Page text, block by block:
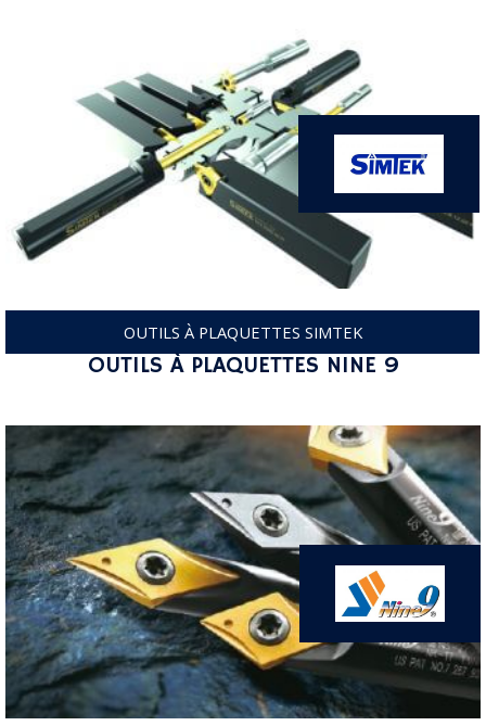
OUTILS À PLAQUETTES SIMTEK
OUTILS À PLAQUETTES NINE 9